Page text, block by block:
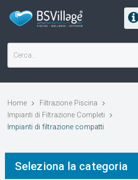
Home
Filtrazione Piscina
Impianti di Filtrazione Completi
Impianti di filtrazione compatti
Seleziona la categoria